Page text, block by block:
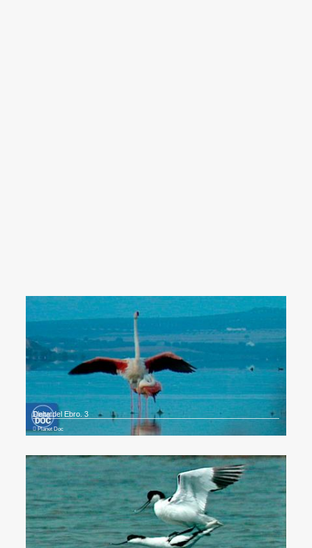
Delta del Ebro. 3
Planet Doc